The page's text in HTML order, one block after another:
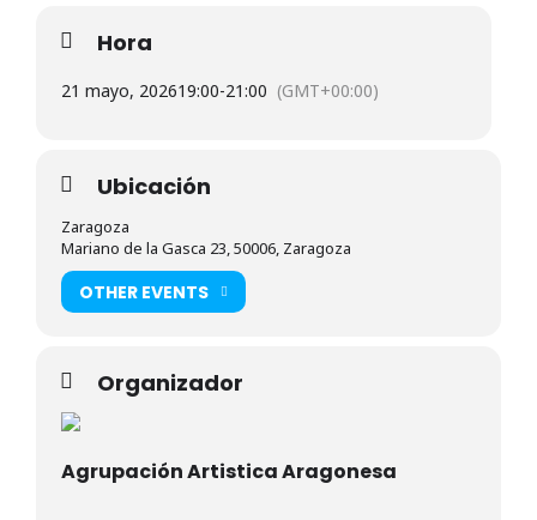
Hora
21 mayo, 202619:00-21:00 (GMT+00:00)
Ubicación
Zaragoza
Mariano de la Gasca 23, 50006, Zaragoza
OTHER EVENTS
Organizador
Agrupación Artistica Aragonesa